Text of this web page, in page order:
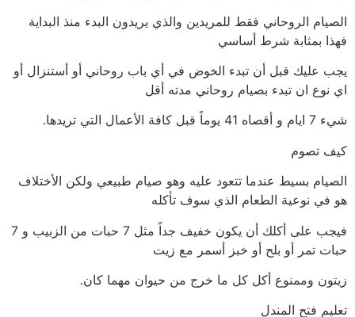
الصيام الروحاني فقط للمريدين والذي يريدون البدء منذ البداية
فهذا بمثابة شرط أساسي
يجب عليك قبل أن تبدء الخوض في أي باب روحاني أو أستنزال أو
اي نوع ان تبدء بصيام روحاني مدته أقل
شيء 7 ايام و أقصاه 41 يوماً قبل كافة الأعمال التي تريدها.
كيف تصوم
الصيام بسيط عندما تتعود عليه وهو صيام طبيعي ولكن الأختلاف
هو في نوعية الطعام الذي سوف تأكله
فيجب على أكلك أن يكون خفيف جداً مثل 7 حبات من الزبيب و 7
حبات تمر أو بلح أو خبز أسمر مع زيت
زيتون وممنوع أكل كل ما خرج من حيوان مهما كان.
تعليم فتح المندل